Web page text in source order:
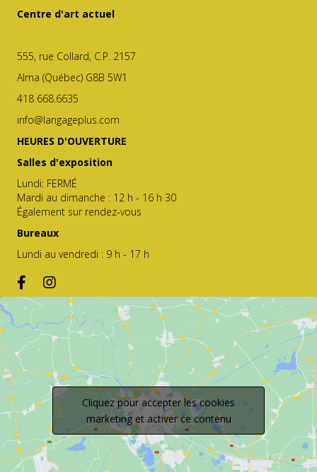
Centre d'art actuel
555, rue Collard, C.P. 2157
Alma (Québec) G8B 5W1
418 668.6635
info@langageplus.com
HEURES D'OUVERTURE
Salles d'exposition
Lundi: FERMÉ
Mardi au dimanche : 12 h - 16 h 30
Également sur rendez-vous
Bureaux
Lundi au vendredi : 9 h - 17 h
Cliquez pour accepter les cookies
marketing et activer ce contenu